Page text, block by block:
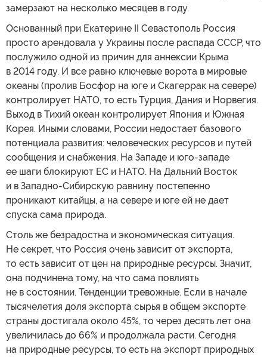
замерзают на несколько месяцев в году.
Основанный при Екатерине II Севастополь Россия
просто арендовала у Украины после распада СССР, что
послужило одной из причин для аннексии Крыма
в 2014 году. И все равно ключевые ворота в мировые
океаны (пролив Босфор на юге и Скагеррак на севере)
контролирует НАТО, то есть Турция, Дания и Норвегия.
Выход в Тихий океан контролирует Япония и Южная
Корея. Иными словами, России недостает базового
потенциала развития: человеческих ресурсов и путей
сообщения и снабжения. На Западе и юго-западе
ее шаги блокируют ЕС и НАТО. На Дальний Восток
и в Западно-Сибирскую равнину постепенно
проникают китайцы, а на севере и юге ей не дает
спуска сама природа.
Столь же безрадостна и экономическая ситуация.
Не секрет, что Россия очень зависит от экспорта,
то есть зависит от цен на природные ресурсы. Значит,
она подчинена тому, на что сама повлиять
не в состоянии. Тенденции тревожные. Если в начале
тысячелетия доля экспорта сырья в общем экспорте
страны достигала около 45%, то через десять лет она
увеличилась до 66% и продолжала расти. Сегодня
на природные ресурсы, то есть на экспорт природных